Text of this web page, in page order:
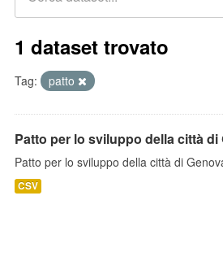
1 dataset trovato
Tag: patto
Patto per lo sviluppo della città di
Patto per lo sviluppo della città di
CSV